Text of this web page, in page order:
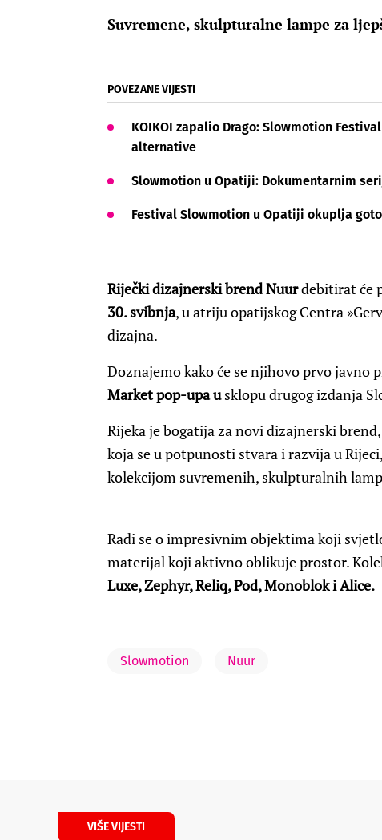
Suvremene, skulpturalne lampe za
POVEZANE VIJESTI
KOIKOI zapalio Drago: Slowmotion
alternative
Slowmotion u Opatiji: Dokumentarnim
Festival Slowmotion u Opatiji okuplja
Riječki dizajnerski brend Nuurdebitirat će
30. svibnja, u atriju opatijskog Centra
dizajna.
Doznajemo kako će se njihovo prvo javno
Market pop-upa usklopu drugog izdanja
Rijeka je bogatija za novi dizajnerski
koja se u potpunosti stvara i razvija u
kolekcijom suvremenih, skulpturalnih
Radi se o impresivnim objektima koji
materijal koji aktivno oblikuje prostor.
Luxe, Zephyr, Reliq, Pod, Monoblok i Alice.
Slowmotion Nuur
VIŠE VIJESTI